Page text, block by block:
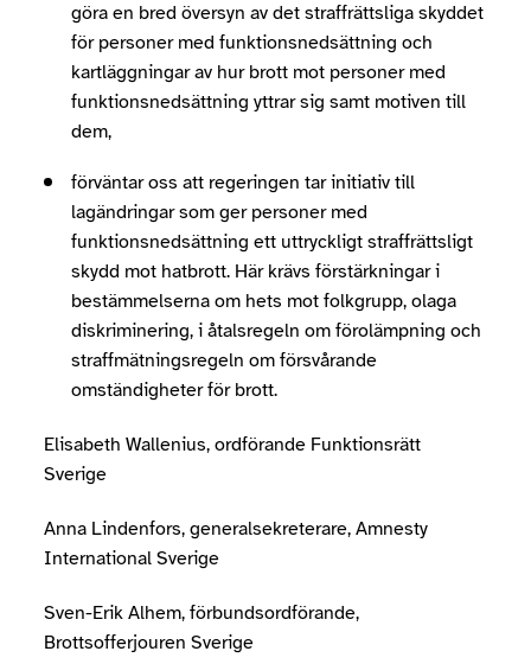
göra en bred översyn av det straffrättsliga skyddet
för personer med funktionsnedsättning och
kartläggningar av hur brott mot personer med
funktionsnedsättning yttrar sig samt motiven till
dem,
förväntar oss att regeringen tar initiativ till
lagändringar som ger personer med
funktionsnedsättning ett uttryckligt straffrättsligt
skydd mot hatbrott. Här krävs förstärkningar i
bestämmelserna om hets mot folkgrupp, olaga
diskriminering, i åtalsregeln om förolämpning och
straffmätningsregeln om försvårande
omständigheter för brott.
Elisabeth Wallenius, ordförande Funktionsrätt
Sverige
Anna Lindenfors, generalsekreterare, Amnesty
International Sverige
Sven-Erik Alhem, förbundsordförande,
Brottsofferjouren Sverige